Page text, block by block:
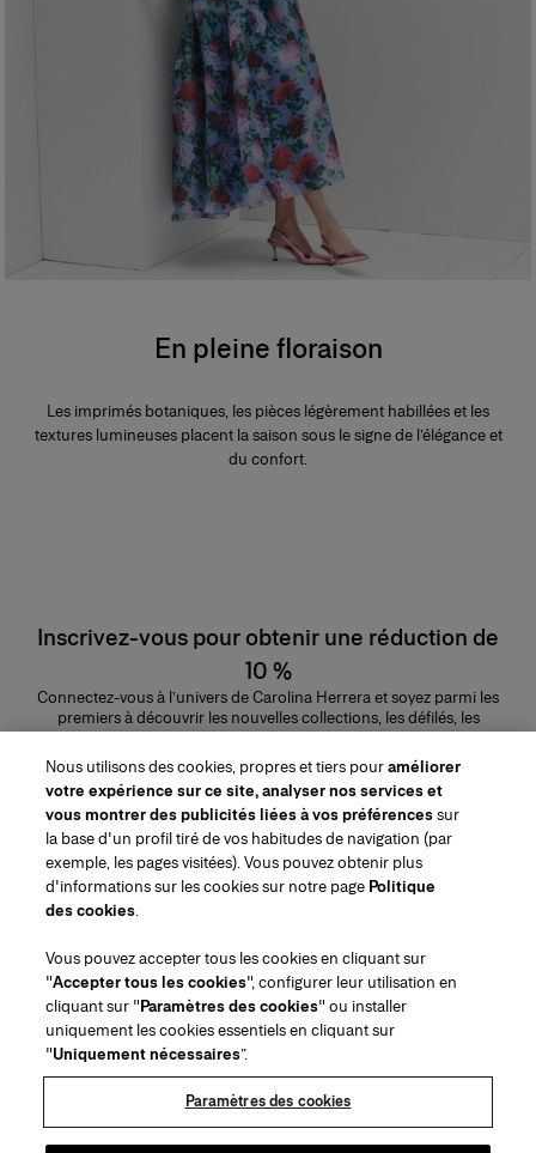
En pleine floraison
Les imprimés botaniques, les pièces légèrement habillées et les
textures lumineuses placent la saison sous le signe de l’élégance et
du confort.
Inscrivez-vous pour obtenir une réduction de
10 %
Connectez-vous à l’univers de Carolina Herrera et soyez parmi les
premiers à découvrir les nouvelles collections, les défilés, les
lancements de parfums, les conseils maquillage et bien plus encore.
Adresse e-mail
Service à la clientèle
Trouver une boutique
Contactez-nous
Livraisons et Retours Beauté
Retourner ma commande
FAQs
Service d'emballage cadeau
À propos de nous
House of Herrera
Emplois
(s'ouvre dans un nouvel onglet)
chcarolinaherrera.com
(s'ouvre dans un nouvel onglet)
Mentions légales et cookies
Conditions générales Conditions Générales de Vente Beauté
Nous utilisons des cookies, propres et tiers pouraméliorer
votre expérience sur ce site, analyser nos services et
vous montrer des publicités liées à vos préférencessur
la base d'un profil tiré de vos habitudes de navigation (par
exemple, les pages visitées). Vous pouvez obtenir plus
d'informations sur les cookies sur notre page Politique
des cookies.
Vous pouvez accepter tous les cookies en cliquant sur
"Accepter tous les cookies", configurer leur utilisation en
cliquant sur "Paramètres des cookies" ou installer
uniquement les cookies essentiels en cliquant sur
"Uniquement nécessaires”.
Paramètres des cookies